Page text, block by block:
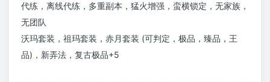
代练，离线代练，多重副本，猛火增强，蛮横锁定，无家族，
无团队
沃玛套装，祖玛套装，赤月套装 (可判定，极品，臻品，王
品)，新弄法，复古极品+5